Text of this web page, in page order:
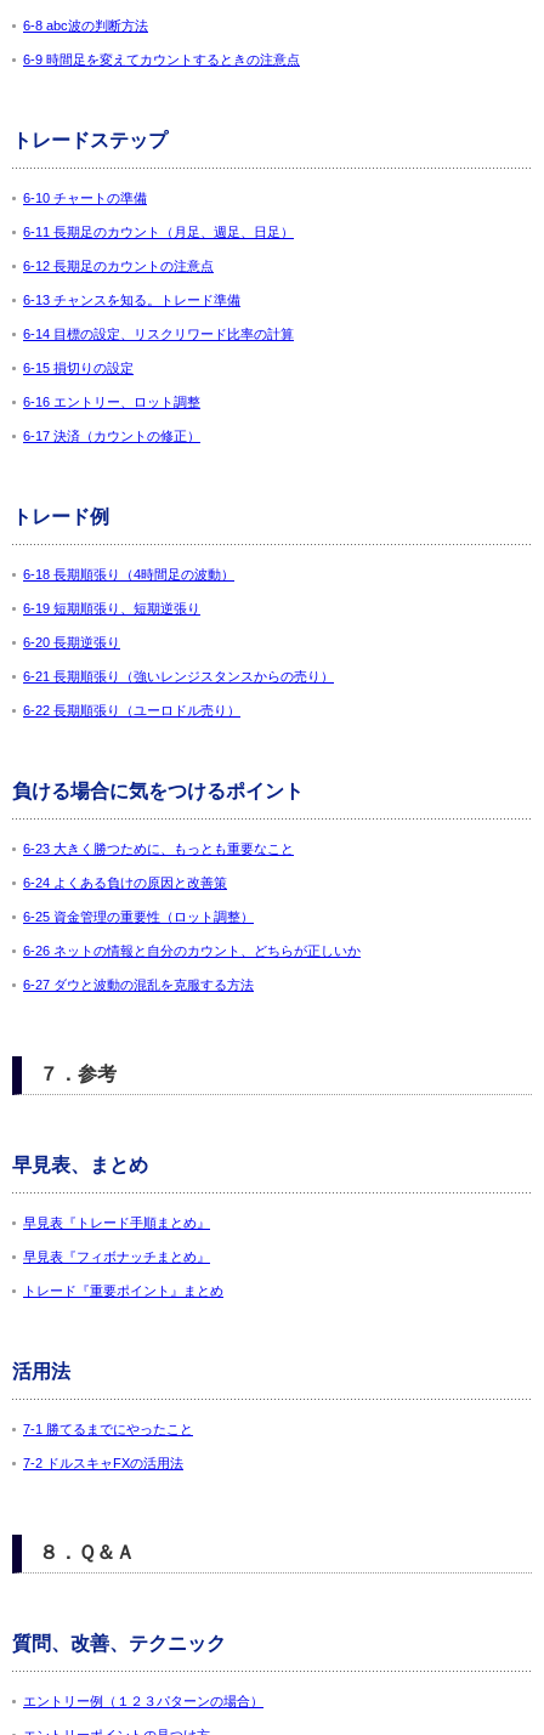
6-8 abc波の判断方法
6-9 時間足を変えてカウントするときの注意点
トレードステップ
6-10 チャートの準備
6-11 長期足のカウント（月足、週足、日足）
6-12 長期足のカウントの注意点
6-13 チャンスを知る。トレード準備
6-14 目標の設定、リスクリワード比率の計算
6-15 損切りの設定
6-16 エントリー、ロット調整
6-17 決済（カウントの修正）
トレード例
6-18 長期順張り（4時間足の波動）
6-19 短期順張り、短期逆張り
6-20 長期逆張り
6-21 長期順張り（強いレンジスタンスからの売り）
6-22 長期順張り（ユーロドル売り）
負ける場合に気をつけるポイント
6-23 大きく勝つために、もっとも重要なこと
6-24 よくある負けの原因と改善策
6-25 資金管理の重要性（ロット調整）
6-26 ネットの情報と自分のカウント、どちらが正しいか
6-27 ダウと波動の混乱を克服する方法
７．参考
早見表、まとめ
早見表『トレード手順まとめ』
早見表『フィボナッチまとめ』
トレード『重要ポイント』まとめ
活用法
7-1 勝てるまでにやったこと
7-2 ドルスキャFXの活用法
８．Ｑ＆Ａ
質問、改善、テクニック
エントリー例（１２３パターンの場合）